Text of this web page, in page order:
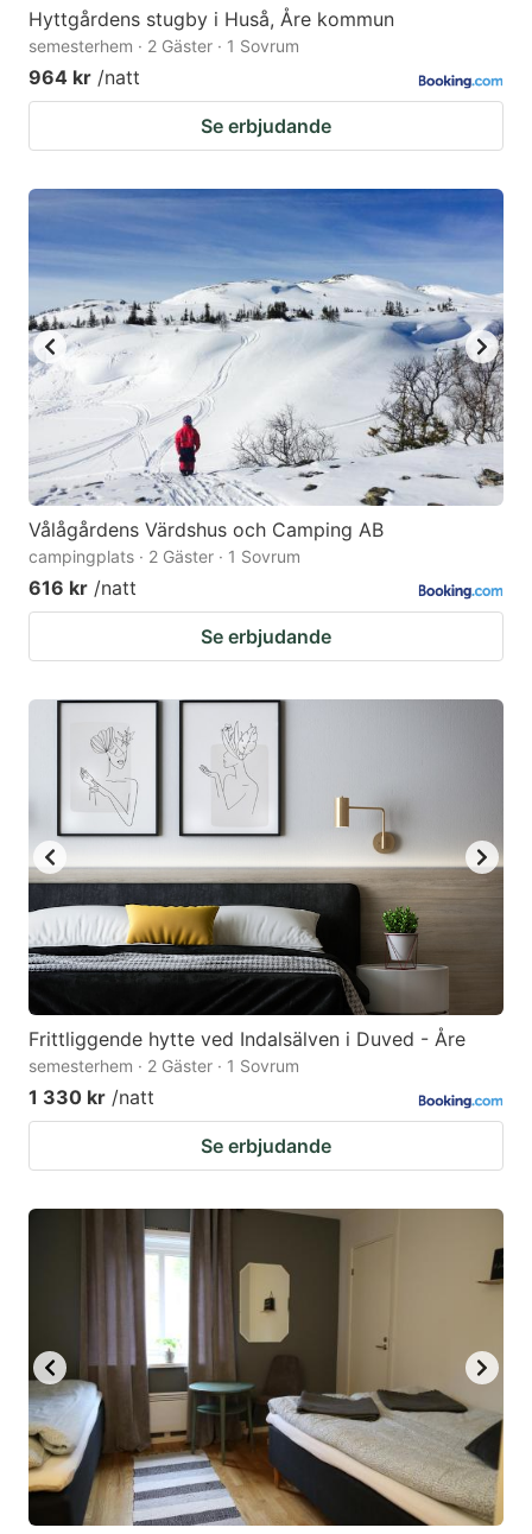
Hyttgårdens stugby i Huså, Åre kommun
semesterhem · 2 Gäster · 1 Sovrum
964 kr /natt
Se erbjudande
Vålågårdens Värdshus och Camping AB
campingplats · 2 Gäster · 1 Sovrum
616 kr /natt
Se erbjudande
Frittliggende hytte ved Indalsälven i Duved - Åre
semesterhem · 2 Gäster · 1 Sovrum
1 330 kr /natt
Se erbjudande